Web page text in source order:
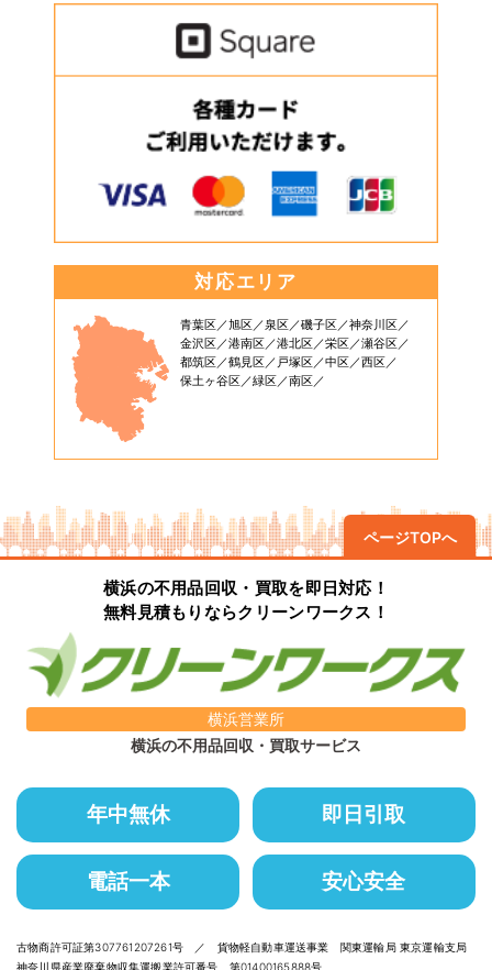
対応エリア
青葉区 旭区 泉区 磯子区
神奈川区
金沢区
港南区 港北区 栄区
瀬谷区
都筑区
鶴見区 戸塚区 中区
西区
保土ヶ谷区
緑区 南区
ページTOPへ
横浜の不用品回収・買取を即日対応！
無料見積もりならクリーンワークス！
横浜営業所
横浜の不用品回収・買取サービス
年中無休 即日引取
電話一本 安心安全
古物商許可証第307761207261号 ／ 貨物軽自動車運送事業 関東運輸局 東京運輸支局
神奈川県産業廃棄物収集運搬業許可番号 第01400165888号